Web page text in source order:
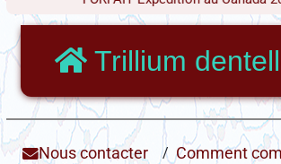
Trillium
Nous contacter / Comment